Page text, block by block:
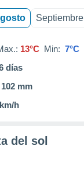
Septiembre
13°C Min: 7°C
días
102 mm
h
del sol